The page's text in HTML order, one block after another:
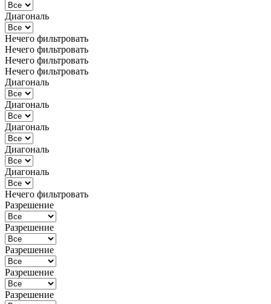
Диагональ
Нечего фильтровать
Нечего фильтровать
Нечего фильтровать
Нечего фильтровать
Диагональ
Диагональ
Диагональ
Диагональ
Диагональ
Нечего фильтровать
Разрешение
Разрешение
Разрешение
Разрешение
Разрешение